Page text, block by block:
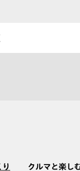
クルマと楽し